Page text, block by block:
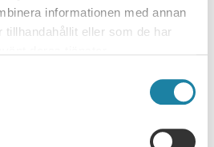
informationen med annan
tillhandahållit eller som de har